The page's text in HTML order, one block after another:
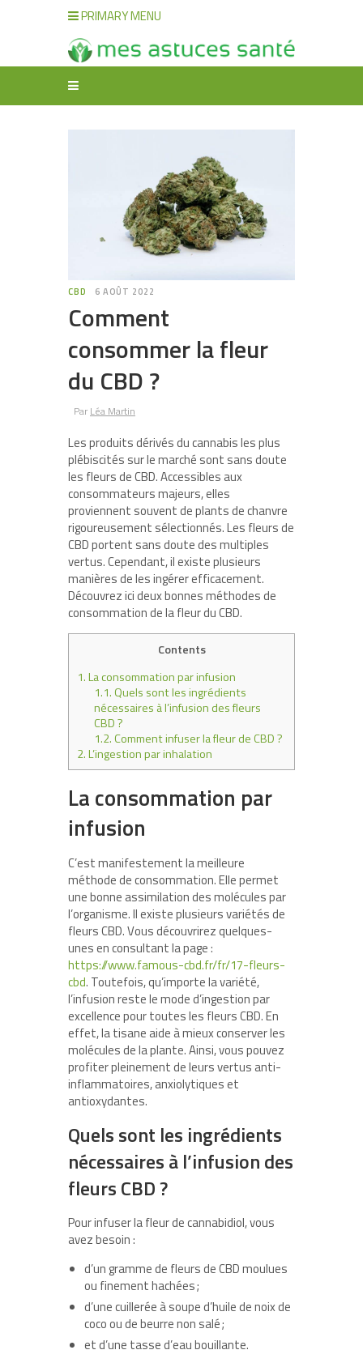
PRIMARY MENU
CBD 6 AOÛT 2022
Comment
consommer la fleur
du CBD ?
Par Léa Martin
Les produits dérivés du cannabis les plus
plébiscités sur le marché sont sans doute
les fleurs de CBD. Accessibles aux
consommateurs majeurs, elles
proviennent souvent de plants de chanvre
rigoureusement sélectionnés. Les fleurs de
CBD portent sans doute des multiples
vertus. Cependant, il existe plusieurs
manières de les ingérer efficacement.
Découvrez ici deux bonnes méthodes de
consommation de la fleur du CBD.
Contents
1.La consommation par infusion
1.1.Quels sont les ingrédients
nécessaires à l’infusion des fleurs
CBD ?
1.2.Comment infuser la fleur de CBD ?
2.L’ingestion par inhalation
La consommation par
infusion
C’est manifestement la meilleure
méthode de consommation. Elle permet
une bonne assimilation des molécules par
l’organisme. Il existe plusieurs variétés de
fleurs CBD. Vous découvrirez quelques-
unes en consultant la page :
https://www.famous-cbd.fr/fr/17-fleurs-
cbd. Toutefois, qu’importe la variété,
l’infusion reste le mode d’ingestion par
excellence pour toutes les fleurs CBD. En
effet, la tisane aide à mieux conserver les
molécules de la plante. Ainsi, vous pouvez
profiter pleinement de leurs vertus anti-
inflammatoires, anxiolytiques et
antioxydantes.
Quels sont les ingrédients
nécessaires à l’infusion des
fleurs CBD ?
Pour infuser la fleur de cannabidiol, vous
avez besoin :
d’un gramme de fleurs de CBD moulues
ou finement hachées ;
d’une cuillerée à soupe d’huile de noix de
coco ou de beurre non salé ;
et d’une tasse d’eau bouillante.